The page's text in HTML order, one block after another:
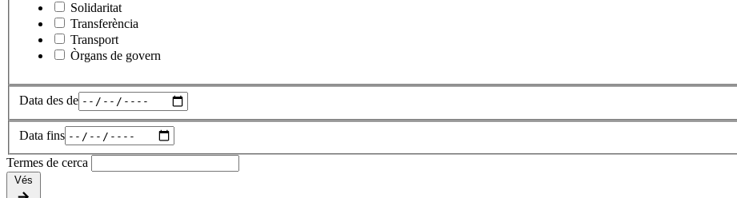
Solidaritat
Transferència
Transport
Òrgans de govern
Data des de
Data fins
Termes de cerca
Vés